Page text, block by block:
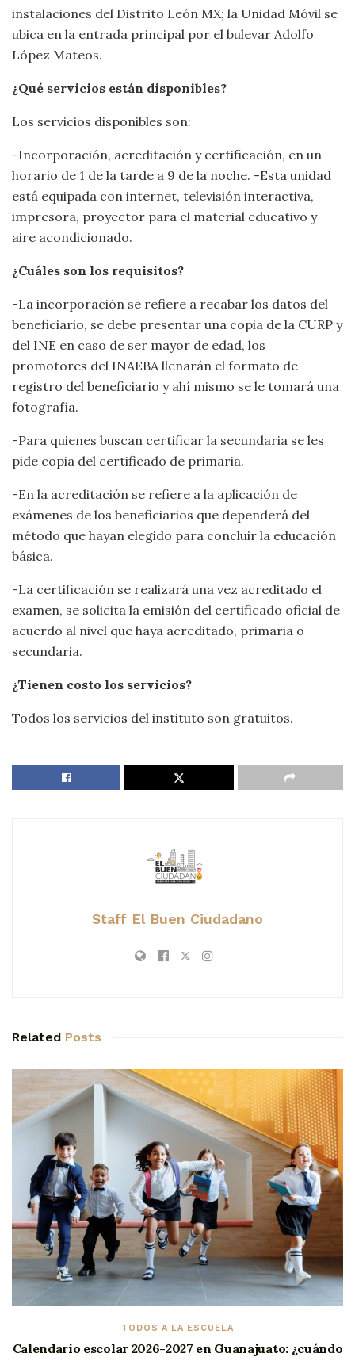
instalaciones del Distrito León MX; la Unidad Móvil se
ubica en la entrada principal por el bulevar Adolfo
López Mateos.
¿Qué servicios están disponibles?
Los servicios disponibles son:
-Incorporación, acreditación y certificación, en un
horario de 1 de la tarde a 9 de la noche. -Esta unidad
está equipada con internet, televisión interactiva,
impresora, proyector para el material educativo y
aire acondicionado.
¿Cuáles son los requisitos?
-La incorporación se refiere a recabar los datos del
beneficiario, se debe presentar una copia de la CURP y
del INE en caso de ser mayor de edad, los
promotores del INAEBA llenarán el formato de
registro del beneficiario y ahí mismo se le tomará una
fotografía.
-Para quienes buscan certificar la secundaria se les
pide copia del certificado de primaria.
-En la acreditación se refiere a la aplicación de
exámenes de los beneficiarios que dependerá del
método que hayan elegido para concluir la educación
básica.
-La certificación se realizará una vez acreditado el
examen, se solicita la emisión del certificado oficial de
acuerdo al nivel que haya acreditado, primaria o
secundaria.
¿Tienen costo los servicios?
Todos los servicios del instituto son gratuitos.
Staff El Buen Ciudadano
Related Posts
TODOS A LA ESCUELA
Calendario escolar 2026-2027 en Guanajuato: ¿cuándo